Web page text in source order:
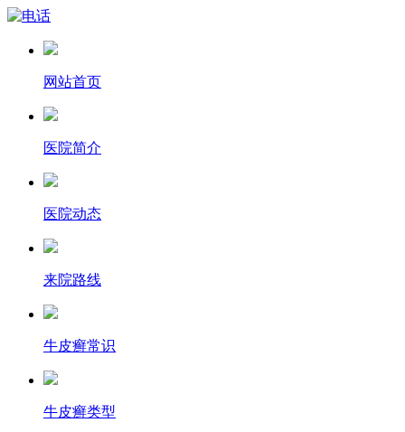
网站首页
医院简介
医院动态
来院路线
牛皮癣常识
牛皮癣类型